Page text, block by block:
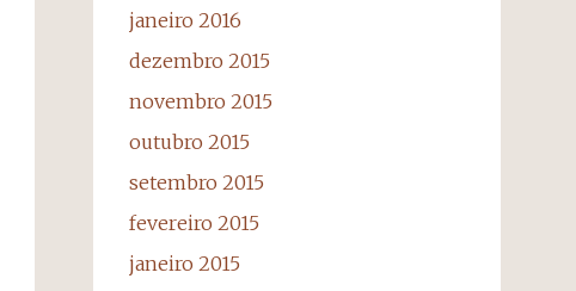
janeiro 2016
dezembro 2015
novembro 2015
outubro 2015
setembro 2015
fevereiro 2015
janeiro 2015